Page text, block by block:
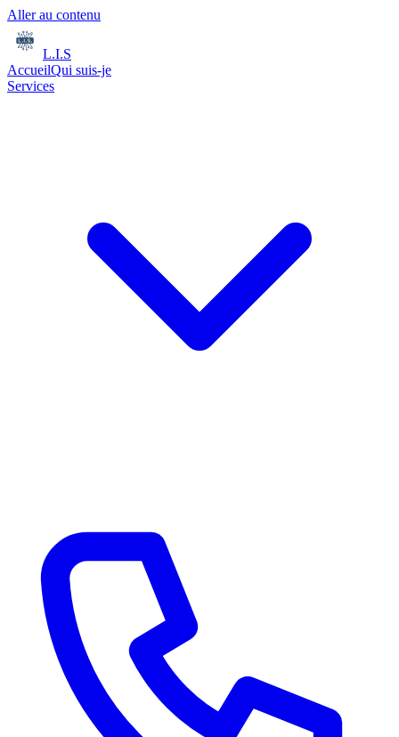
Aller au contenu
L.I.S
AccueilQui suis-je
Services